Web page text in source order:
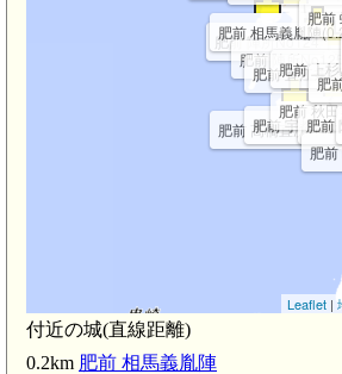
肥前 陣所No124
肥前 相馬義胤陣
肥前 陣所
肥前 直江兼
肥前 高橋直次陣
肥前 上
肥前 宇都宮
肥前 秋
肥前
肥
肥前
肥
Leaflet |
付近の城(直線距離)
0.2km 肥前 相馬義胤陣